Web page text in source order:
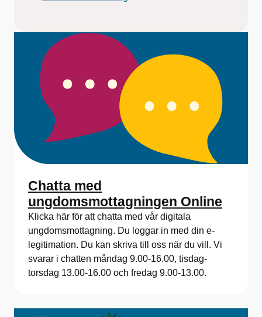
Chatta med
ungdomsmottagningen Online
Klicka här för att chatta med vår digitala
ungdomsmottagning. Du loggar in med din e-
legitimation. Du kan skriva till oss när du vill. Vi
svarar i chatten måndag 9.00-16.00, tisdag-
torsdag 13.00-16.00 och fredag 9.00-13.00.